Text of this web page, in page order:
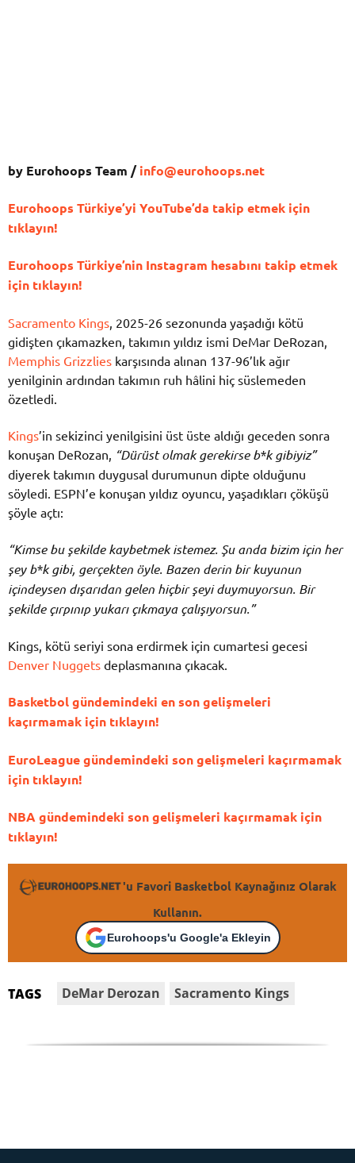
by Eurohoops Team /info@eurohoops.net
Eurohoops Türkiye’yi YouTube’da takip etmek için
tıklayın!
Eurohoops Türkiye’nin Instagram hesabını takip etmek
için tıklayın!
Sacramento Kings , 2025-26 sezonunda yaşadığı kötü
gidişten çıkamazken, takımın yıldız ismi DeMar DeRozan,
Memphis Grizzlies karşısında alınan 137-96’lık ağır
yenilginin ardından takımın ruh hâlini hiç süslemeden
özetledi.
Kings’in sekizinci yenilgisini üst üste aldığı geceden sonra
konuşan DeRozan, “Dürüst olmak gerekirse b*k gibiyiz”
diyerek takımın duygusal durumunun dipte olduğunu
söyledi. ESPN’e konuşan yıldız oyuncu, yaşadıkları çöküşü
şöyle açtı:
“Kimse bu şekilde kaybetmek istemez. Şu anda bizim için her
şey b*k gibi, gerçekten öyle. Bazen derin bir kuyunun
içindeysen dışarıdan gelen hiçbir şeyi duymuyorsun. Bir
şekilde çırpınıp yukarı çıkmaya çalışıyorsun.”
Kings, kötü seriyi sona erdirmek için cumartesi gecesi
Denver Nuggets deplasmanına çıkacak.
Basketbol gündemindeki en son gelişmeleri
kaçırmamak için tıklayın!
EuroLeague gündemindeki son gelişmeleri kaçırmamak
için tıklayın!
NBA gündemindeki son gelişmeleri kaçırmamak için
tıklayın!
'u Favori Basketbol Kaynağınız Olarak
Kullanın.
Eurohoops'u Google'a Ekleyin
TAGS DeMar Derozan Sacramento Kings